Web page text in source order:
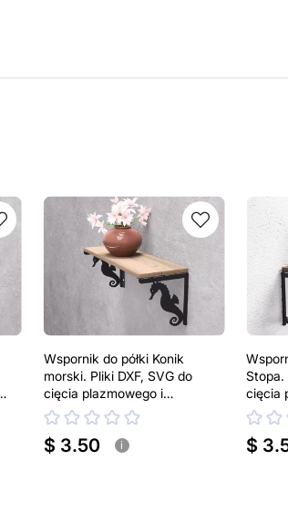
Wspornik do półki Konik
morski. Pliki DXF, SVG do
cięcia plazmowego i
laserowego. Uchwyt do półki
$ 3.50 i
Stopa.
cięcia
$